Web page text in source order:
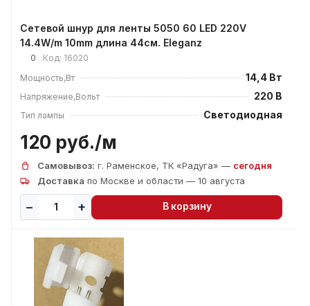
Сетевой шнур для ленты 5050 60 LED 220V
14.4W/m 10mm длина 44см. Eleganz
0 Код: 16020
Мощность,Вт
14,4 Вт
Напряжение,Вольт 220 В
Тип лампы Светодиодная
120 руб./м
Самовывоз: г. Раменское, ТК «Радуга» — сегодня
Доставка по Москве и области — 10 августа
В корзину